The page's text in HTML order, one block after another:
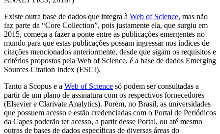
Existe outra base de dados que integra à Web of Science, mas não
faz parte da “Core Collection”, pois justamente ela, que surgiu em
2015, começa a fazer a ponte entre as publicações emergentes no
mundo para que estas publicações possam ingressar nos índices de
citações mencionados anteriormente, desde que sigam os requisitos e
critérios propostos pela Web of Science, é a base de dados Emerging
Sources Citation Index (ESCI).
Tanto a Scopus e a Web of Science só podem ser consultadas a
partir de um plano de assinatura com os respectivos fornecedores
(Elsevier e Clarivate Analytics). Porém, no Brasil, as universidades
que possuem acesso e estão credenciadas com o Portal de Periódicos
da Capes poderão ter acesso, a partir desse Portal, ou até mesmo
outras de bases de dados específicas de diversas áreas do